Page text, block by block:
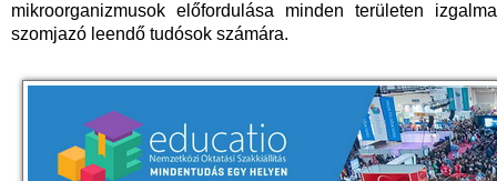
mikroorganizmusok előfordulása minden területen
szomjazó leendő tudósok számára.